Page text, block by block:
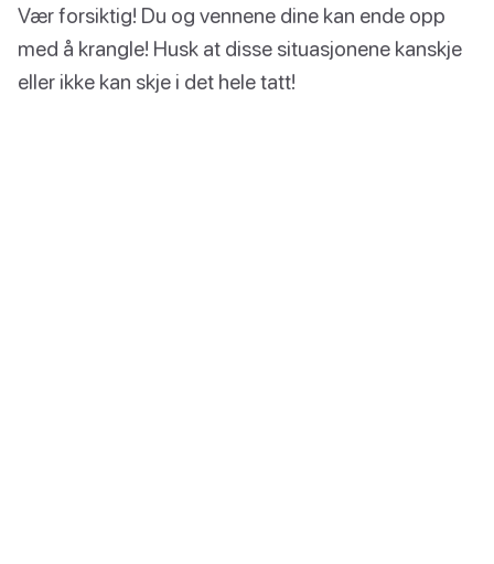
Vær forsiktig! Du og vennene dine kan ende opp
med å krangle! Husk at disse situasjonene kanskje
eller ikke kan skje i det hele tatt!